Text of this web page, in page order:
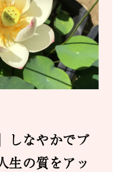
しなやかでブ
生の質をアッ